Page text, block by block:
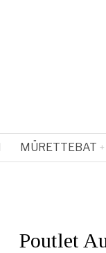
MÜRETTEBAT
Poutlet